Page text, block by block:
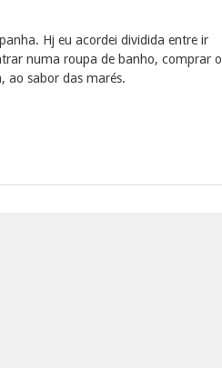
Hj eu acordei dividida entre ir
numa roupa de banho, comprar o
ao sabor das marés.